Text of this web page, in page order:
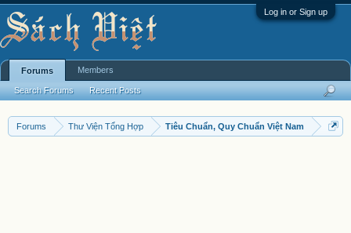
Log in or Sign up
Forums Thư Viện Tổng Hợp Tiêu Chuẩn, Quy Chuẩn Việt Nam
Forums
Search Forums Recent Posts
Members